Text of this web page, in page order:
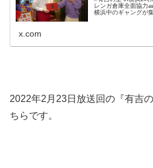
レンガ倉庫全面協力
横浜中のギャングが
x.com
2022年2月23日放送回の『有吉
ちらです。